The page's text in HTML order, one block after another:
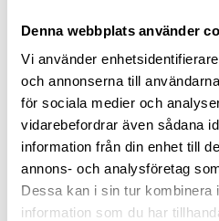
Denna webbplats använder
Vi använder
och annonserna till
för sociala medier och
vidarebefordrar även sådana
information från din enhet till
annons- och analysföretag
Dessa kan i sin tur kombinera
information som du har
Artero Mix
spraybalsam leave-in -
650 ml
Med antistat-effekt, veganskt och fritt från parabener och sulfater